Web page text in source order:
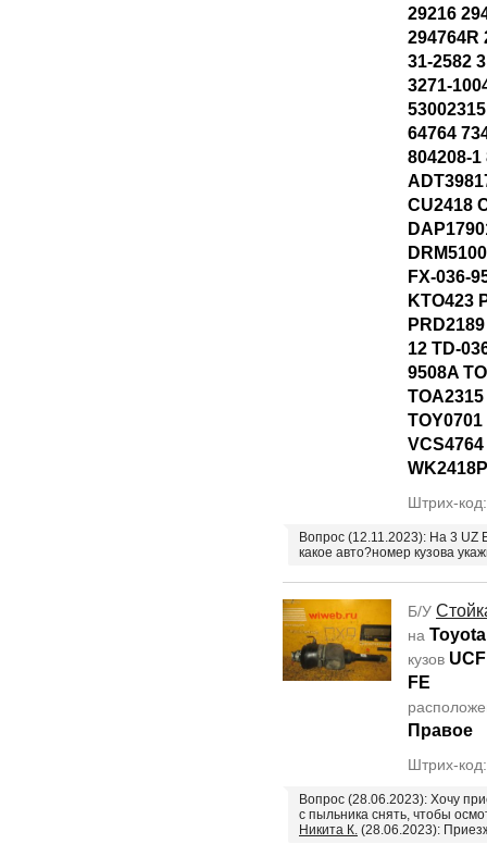
29216
294764R
31-2582
3271-
64764
804208-1
CU2418
FX-036-
KTO423
12 TD-
9508A
Штрих-
Вопрос (12.11.2023): На 3
какое авто?номер кузова
Б/У
на
кузов
FE
Правое
Штрих-
Вопрос (28.06.2023): Хочу
с пыльника снять, чтобы
Никита К. (28.06.2023):